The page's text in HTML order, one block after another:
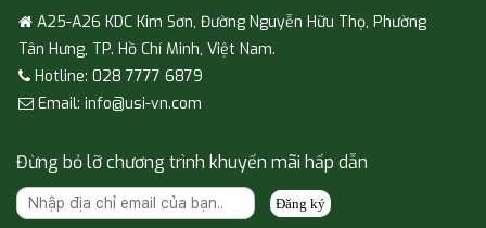
A25-A26 KDC Kim Sơn, Đường Nguyễn Hữu Thọ, Phường
Tân Hưng, TP. Hồ Chí Minh, Việt Nam.
Hotline: 028 7777 6879
Email: info@usi-vn.com
Đừng bỏ lỡ chương trình khuyến mãi hấp dẫn
Đăng ký